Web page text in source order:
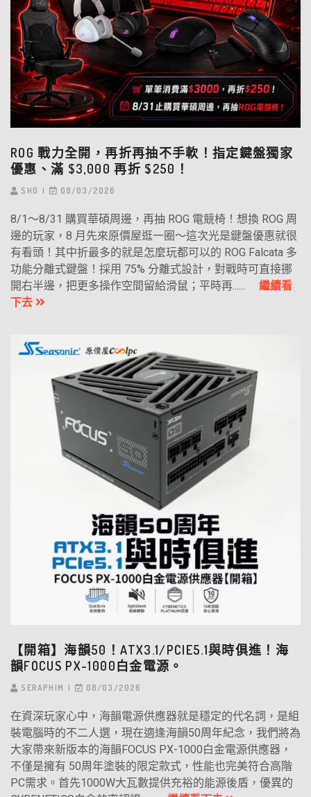
ROG 戰力全開，再折再抽不手軟！指定鍵盤獨家
優惠、滿 $3,000 再折 $250！
SHO 08/03/2026
8/1～8/31 購買華碩周邊，再抽 ROG 電競椅！想換 ROG 周
邊的玩家，8 月先來原價屋逛一圈～這次光是鍵盤優惠就很
有看頭！其中折最多的就是怎麼玩都可以的 ROG Falcata 多
功能分離式鍵盤！採用 75% 分離式設計，對戰時可直接挪
開右半邊，把更多操作空間留給滑鼠；平時再...... 繼續看
下去
【開箱】海韻50！ATX3.1/PCIE5.1與時俱進！海
韻FOCUS PX-1000白金電源。
SERAPHIM 08/03/2026
在資深玩家心中，海韻電源供應器就是穩定的代名詞，是組
裝電腦時的不二人選，現在適逢海韻50周年紀念，我們將為
大家帶來新版本的海韻FOCUS PX-1000白金電源供應器，
不僅是擁有 50周年塗裝的限定款式，性能也完美符合高階
PC需求。首先1000W大瓦數提供充裕的能源後盾，優異的